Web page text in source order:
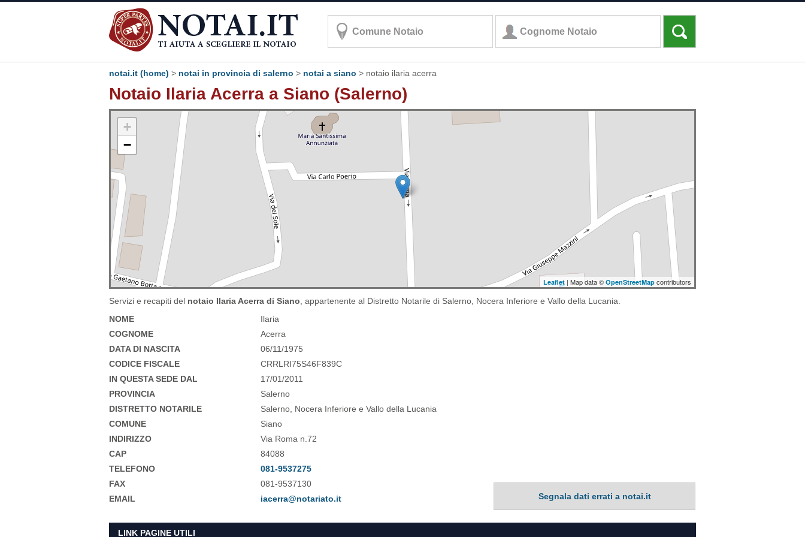
notai.it (home) > notai in provincia di salerno > notai a siano > notaio ilaria acerra
Notaio Ilaria Acerra a Siano (Salerno)
+
−
Leaflet | Map data © OpenStreetMap contributors
Servizi e recapiti del notaio Ilaria Acerra di Siano , appartenente al Distretto Notarile di Salerno, Nocera Inferiore e Vallo della Lucania.
NOME
Ilaria
COGNOME
Acerra
DATA DI NASCITA
06/11/1975
CODICE FISCALE
CRRLRI75S46F839C
IN QUESTA SEDE DAL
17/01/2011
PROVINCIA
Salerno
DISTRETTO NOTARILE
Salerno, Nocera Inferiore e Vallo della Lucania
COMUNE
Siano
INDIRIZZO
Via Roma n.72
CAP
84088
TELEFONO
081-9537275
FAX
081-9537130
EMAIL
iacerra@notariato.it Segnala dati errati a notai.it
LINK PAGINE UTILI